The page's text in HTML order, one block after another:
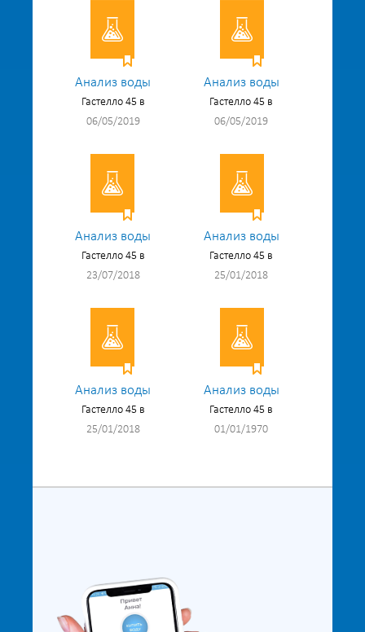
Анализ воды
Гастелло 45 в
06/05/2019
Анализ воды
Гастелло 45 в
06/05/2019
Анализ воды
Гастелло 45 в
23/07/2018
Анализ воды
Гастелло 45 в
25/01/2018
Анализ воды
Гастелло 45 в
25/01/2018
Анализ воды
Гастелло 45 в
01/01/1970